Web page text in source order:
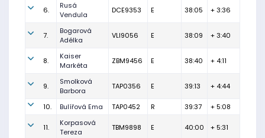
6.
Rusá
Vendula
DCE9353 E 38:05 + 3:36
7.
Bogarová
Adélka
VLI9056 E 38:09 + 3:40
8.
Kaiser
Markéta
ZBM9456 E 38:40 + 4:11
9.
Smolková
Barbora
TAP0356 E 39:13 + 4:44
10. Bulířová Ema TAP0452 R 39:37 + 5:08
11.
Korpasová
Tereza
TBM9898 E 40:00 + 5:31